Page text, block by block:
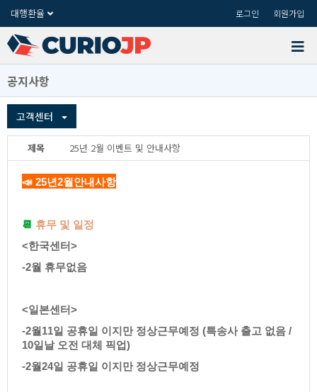
대행환율 로그인 회원가입
공지사항
고객센터
제목 25년2월이벤트및안내사항
📣25년2월안내사항
📆 휴무및일정
<한국센터>
-2월휴무없음
<일본센터>
-2월11일공휴일이지만정상근무예정(특송사출고없음/
10일날오전대체픽업)
-2월24일공휴일이지만정상근무예정